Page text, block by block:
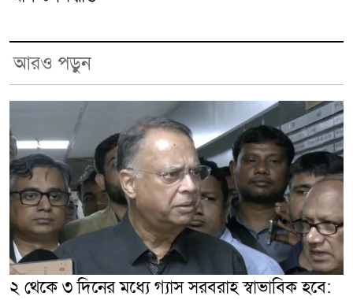
আরও পড়ুন
২ থেকে ৩ দিনের মধ্যে গ্যাস সরবরাহ স্বাভাবিক হবে: